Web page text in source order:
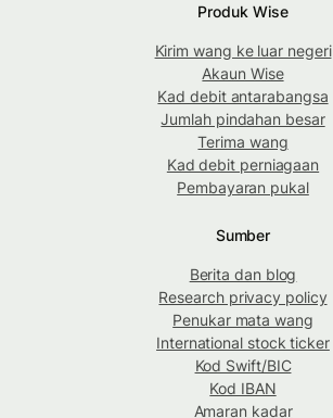
Produk Wise
Kirim wang ke luar negeri
Akaun Wise
Kad debit antarabangsa
Jumlah pindahan besar
Terima wang
Kad debit perniagaan
Pembayaran pukal
Sumber
Berita dan blog
Research privacy policy
Penukar mata wang
International stock ticker
Kod Swift/BIC
Kod IBAN
Amaran kadar